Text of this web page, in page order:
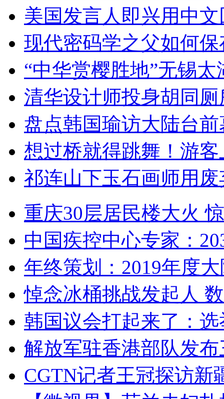
美国发言人即兴用中
现代密码学之父如何
“中华赏樱胜地”无锡
清华设计师投身胡同
盘点韩国瑜访大陆台
想过桥就得跳舞！游客
祁连山下玉石画师用
重庆30层居民楼大火
中国疾控中心专家：
年终策划：2019年度
悼念冰桶挑战发起人
韩国议会打起来了：
解放军驻香港部队发
CGTN记者王冠探访新